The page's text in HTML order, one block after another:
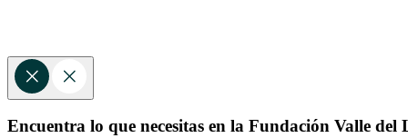
Encuentra lo que necesitas en la Fundación Valle del